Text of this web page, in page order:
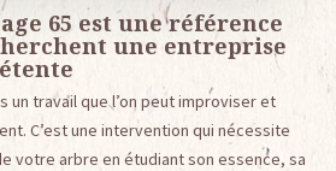
65 est une référence
une entreprise
un travail que l’on peut improviser et
C’est une intervention qui nécessite
votre arbre en étudiant son essence, sa